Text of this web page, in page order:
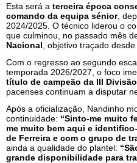
Esta será a terceira época
comando da equipa sénior,
2024/2025. O técnico liderou o
que culminou, no passado mês
Nacional , objetivo traçado
Com o regresso ao segundo
temporada 2026/2027, o foco
título de campeão da III
pacenses continuam a disputar
Após a oficialização, Nandinho
continuidade: “Sinto-me muito
me muito bem aqui e
de Ferreira e com o grupo de
ainda a qualidade do plantel:
grande disponibilidade para